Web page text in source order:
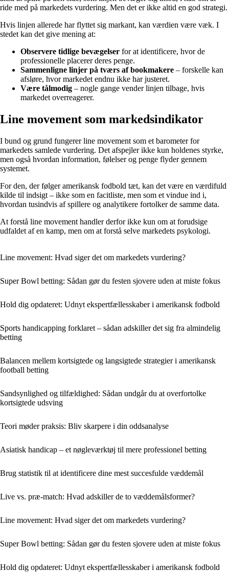
ride med på markedets vurdering. Men det er ikke altid en god strategi.
Hvis linjen allerede har flyttet sig markant, kan værdien være væk. I
stedet kan det give mening at:
Observere tidlige bevægelser for at identificere, hvor de
professionelle placerer deres penge.
Sammenligne linjer på tværs af bookmakere – forskelle kan
afsløre, hvor markedet endnu ikke har justeret.
Være tålmodig – nogle gange vender linjen tilbage, hvis
markedet overreagerer.
Line movement som markedsindikator
I bund og grund fungerer line movement som et barometer for
markedets samlede vurdering. Det afspejler ikke kun holdenes styrke,
men også hvordan information, følelser og penge flyder gennem
systemet.
For den, der følger amerikansk fodbold tæt, kan det være en værdifuld
kilde til indsigt – ikke som en facitliste, men som et vindue ind i,
hvordan tusindvis af spillere og analytikere fortolker de samme data.
At forstå line movement handler derfor ikke kun om at forudsige
udfaldet af en kamp, men om at forstå selve markedets psykologi.
Line movement: Hvad siger det om markedets vurdering?
Super Bowl betting: Sådan gør du festen sjovere uden at miste fokus
Hold dig opdateret: Udnyt ekspertfællesskaber i amerikansk fodbold
Sports handicapping forklaret – sådan adskiller det sig fra almindelig
betting
Balancen mellem kortsigtede og langsigtede strategier i amerikansk
football betting
Sandsynlighed og tilfældighed: Sådan undgår du at overfortolke
kortsigtede udsving
Teori møder praksis: Bliv skarpere i din oddsanalyse
Asiatisk handicap – et nøgleværktøj til mere professionel betting
Brug statistik til at identificere dine mest succesfulde væddemål
Live vs. præ-match: Hvad adskiller de to væddemålsformer?
Line movement: Hvad siger det om markedets vurdering?
Super Bowl betting: Sådan gør du festen sjovere uden at miste fokus
Hold dig opdateret: Udnyt ekspertfællesskaber i amerikansk fodbold